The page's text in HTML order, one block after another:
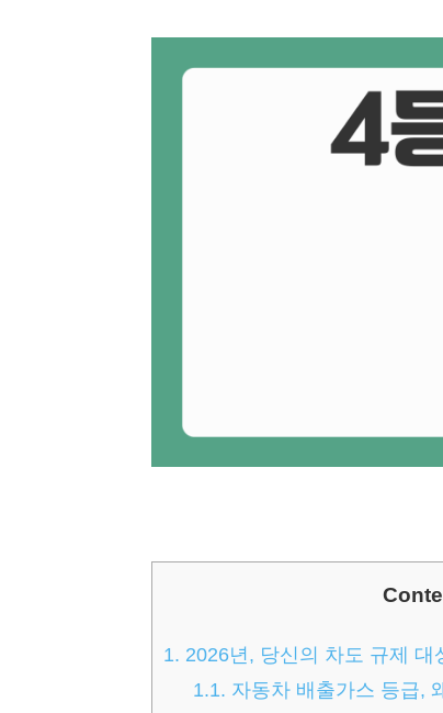
1. 2026년, 당신의 차도 규제 대
1.1. 자동차 배출가스 등급,